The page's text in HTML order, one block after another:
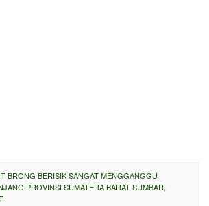
BRONG BERISIK SANGAT MENGGANGGU
PROVINSI SUMATERA BARAT SUMBAR,